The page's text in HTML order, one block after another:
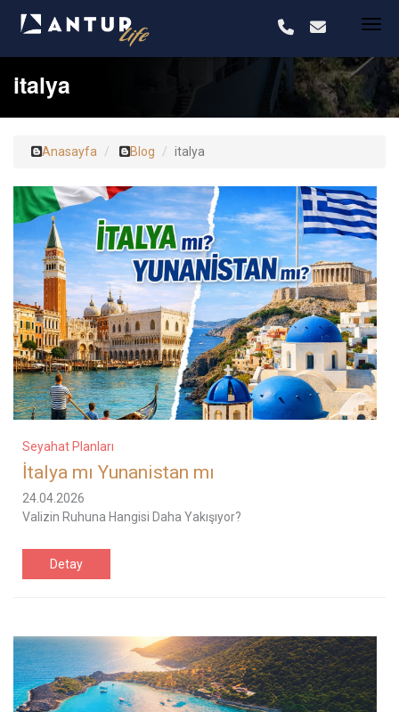
italya
Anasayfa Blog italya
Seyahat Planları
İtalya mı Yunanistan mı
24.04.2026
Valizin Ruhuna Hangisi Daha Yakışıyor?
Detay